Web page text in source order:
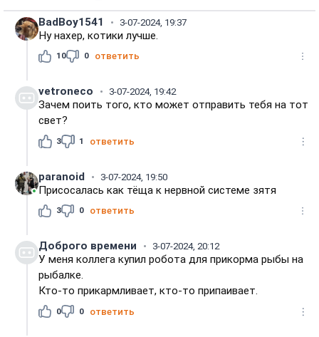
BadBoy1541 3-07-2024, 19:37
Ну нахер, котики лучше.
10 0 ответить
vetroneco 3-07-2024, 19:42
Зачем поить того, кто может отправить тебя на тот
свет?
3 1 ответить
paranoid 3-07-2024, 19:50
Присосалась как тёща к нервной системе зятя
3 0 ответить
Доброго времени 3-07-2024, 20:12
У меня коллега купил робота для прикорма рыбы на
рыбалке.
Кто-то прикармливает, кто-то припаивает.
0 0 ответить